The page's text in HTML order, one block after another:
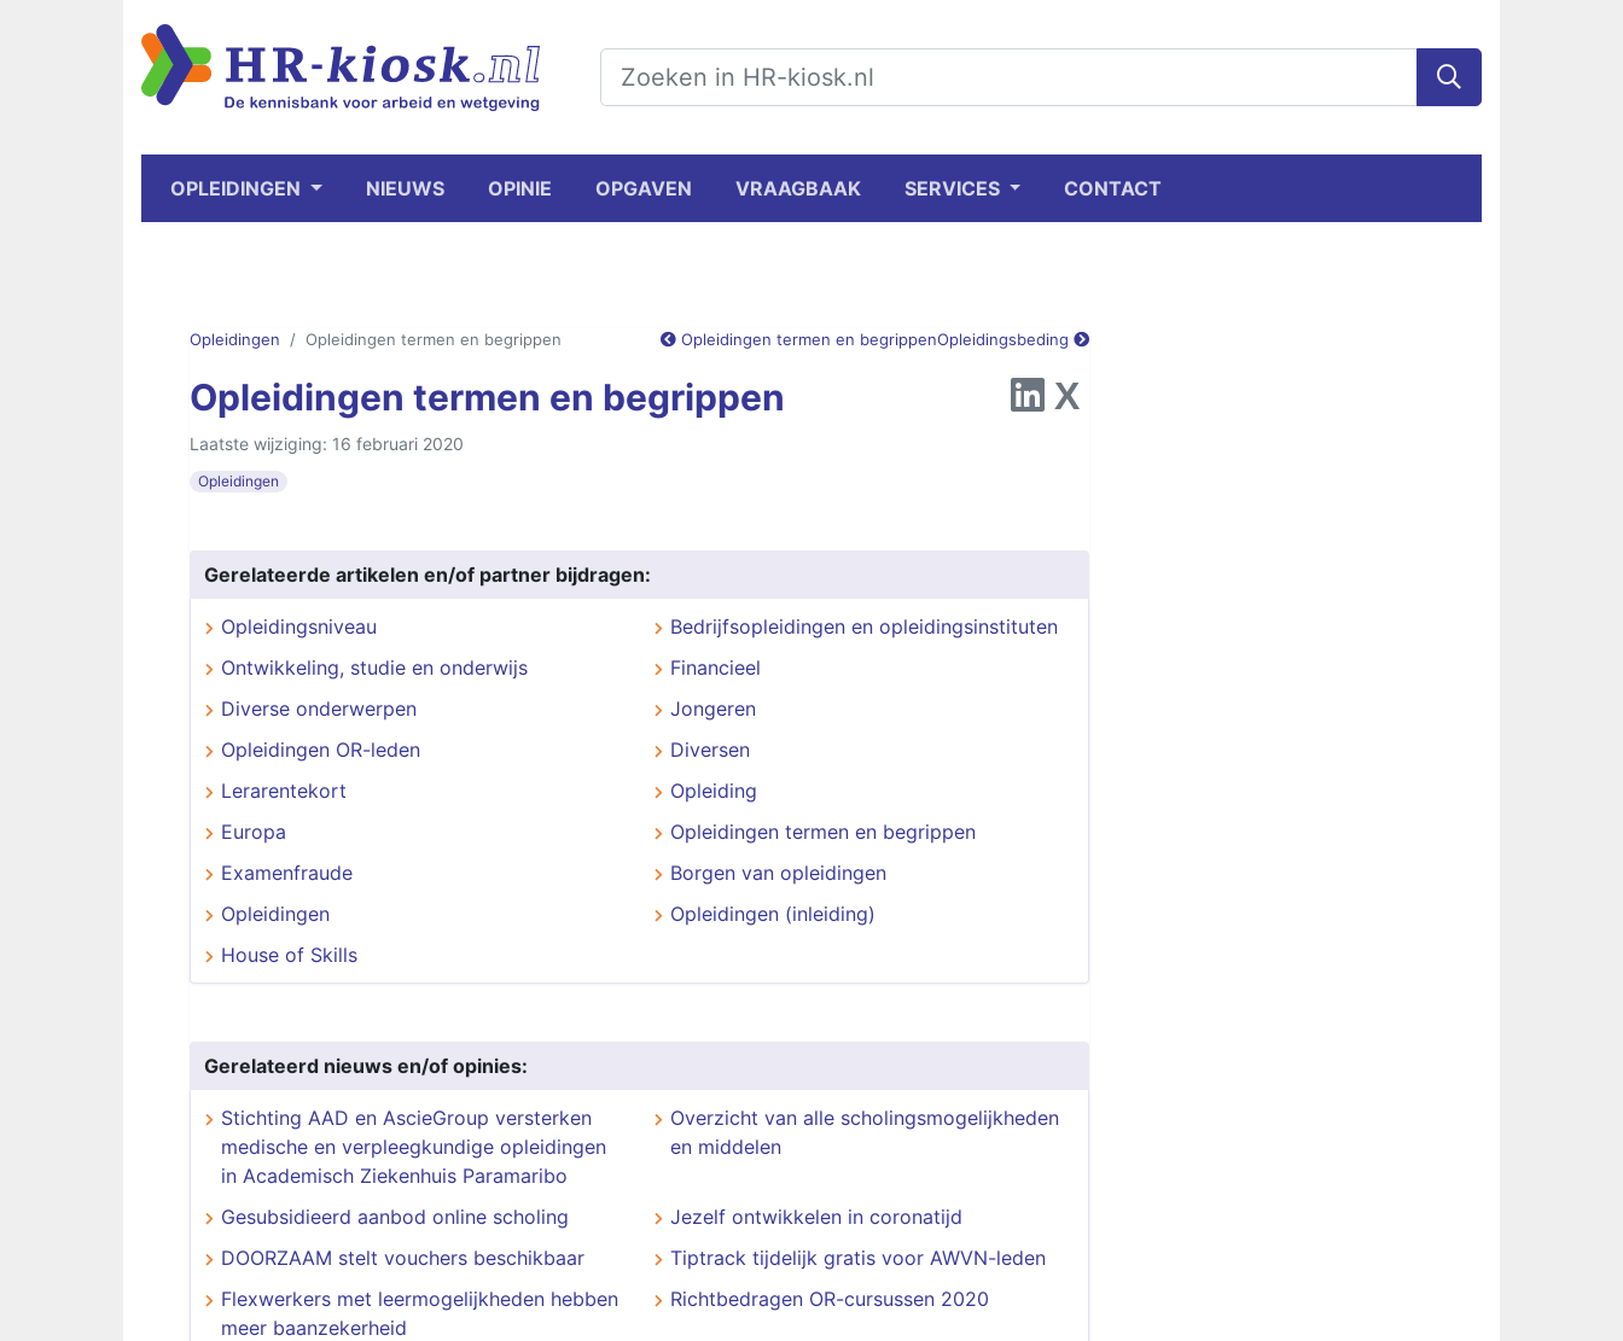
OPLEIDINGEN NIEUWS OPINIE OPGAVEN VRAAGBAAK SERVICES CONTACT
Opleidingen Opleidingen termen en begrippen Opleidingen termen en begrippenOpleidingsbeding
Opleidingen termen en begrippen
Laatste wijziging: 16 februari 2020
Opleidingen
Gerelateerde artikelen en/of partner bijdragen:
Opleidingsniveau
Bedrijfsopleidingen en opleidingsinstituten
Ontwikkeling, studie en onderwijs
Financieel
Diverse onderwerpen
Jongeren
Opleidingen OR-leden
Diversen
Lerarentekort
Opleiding
Europa
Opleidingen termen en begrippen
Examenfraude
Borgen van opleidingen
Opleidingen
Opleidingen (inleiding)
House of Skills
Gerelateerd nieuws en/of opinies:
Stichting AAD en AscieGroup versterken
medische en verpleegkundige opleidingen
in Academisch Ziekenhuis Paramaribo
Overzicht van alle scholingsmogelijkheden
en middelen
Gesubsidieerd aanbod online scholing
Jezelf ontwikkelen in coronatijd
DOORZAAM stelt vouchers beschikbaar
Tiptrack tijdelijk gratis voor AWVN-leden
Flexwerkers met leermogelijkheden hebben
meer baanzekerheid
Richtbedragen OR-cursussen 2020